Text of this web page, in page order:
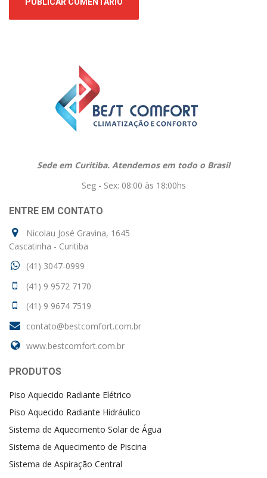
Sede em Curitiba. Atendemos em todo o Brasil
Seg - Sex: 08:00 às 18:00hs
ENTRE EM CONTATO
Nicolau José Gravina, 1645
Cascatinha - Curitiba
(41) 3047-0999
(41) 9 9572 7170
(41) 9 9674 7519
contato@bestcomfort.com.br
www.bestcomfort.com.br
PRODUTOS
Piso Aquecido Radiante Elétrico
Piso Aquecido Radiante Hidráulico
Sistema de Aquecimento Solar de Água
Sistema de Aquecimento de Piscina
Sistema de Aspiração Central